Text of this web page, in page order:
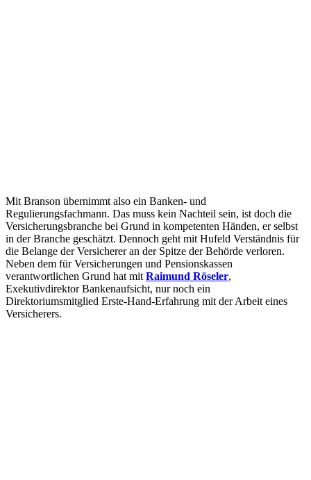
Mit Branson übernimmt also ein Banken- und
Regulierungsfachmann. Das muss kein Nachteil sein, ist doch die
Versicherungsbranche bei Grund in kompetenten Händen, er selbst
in der Branche geschätzt. Dennoch geht mit Hufeld Verständnis für
die Belange der Versicherer an der Spitze der Behörde verloren.
Neben dem für Versicherungen und Pensionskassen
verantwortlichen Grund hat mitRaimund Röseler,
Exekutivdirektor Bankenaufsicht, nur noch ein
Direktoriumsmitglied Erste-Hand-Erfahrung mit der Arbeit eines
Versicherers.